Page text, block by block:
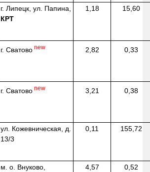
г. Липецк, ул. Папина,
КРТ
1,18 15,60
г. Сватово new 2,82 0,33
г. Сватово new 3,21 0,38
ул. Кожевническая, д.
13/3
0,11 155,72
м. о. Внуково,
4,57 0,52